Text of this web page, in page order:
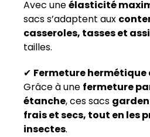
Avec uneélasticité
sacs s’adaptent aux
casseroles, tasses et
tailles.
✔ Fermeture
Grâce à une fermeture
étanche, ces sacs
frais et secs, tout en les
insectes.